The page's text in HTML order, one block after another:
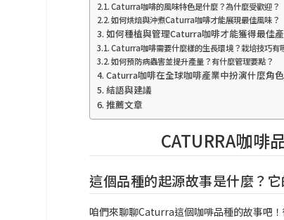
Caturra咖啡的風味特色是什麼？為什麼受歡迎？
如何烘焙與沖煮Caturra咖啡才能展現最佳風味？
如何種植與管理Caturra咖啡才能獲得最佳
Caturra咖啡需要什麼樣的生長環境？栽培技巧有
如何預防病蟲害並提升產量？有什麼管理要點？
Caturra咖啡在全球咖啡產業中扮演什麼角
結語與建議
推薦文章
CATURRA咖啡
這個品種的起源故事是什麼？
咱們來聊聊Caturra這個咖啡品種的故事吧